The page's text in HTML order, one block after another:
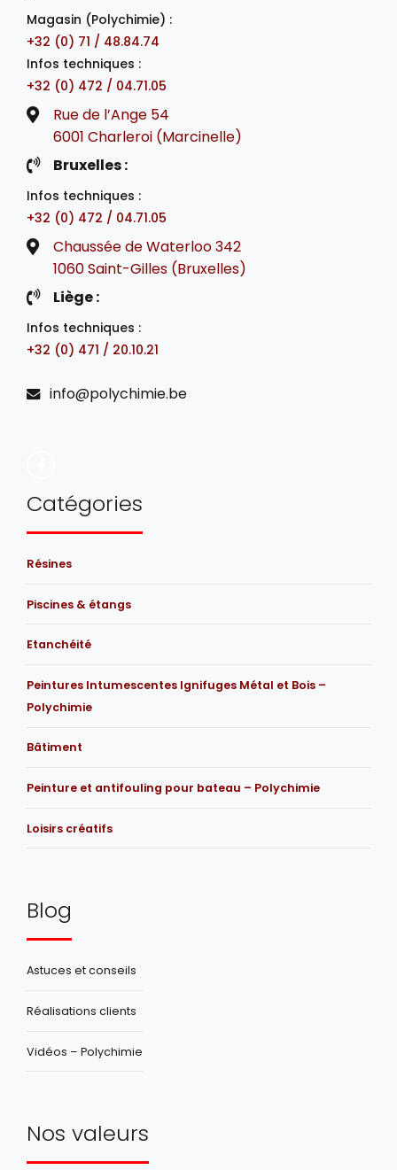
Magasin (Polychimie) :
+32 (0) 71 / 48.84.74
Infos techniques :
+32 (0) 472 / 04.71.05
Rue de l’Ange 54
6001 Charleroi (Marcinelle)
Bruxelles :
Infos techniques :
+32 (0) 472 / 04.71.05
Chaussée de Waterloo 342
1060 Saint-Gilles (Bruxelles)
Liège :
Infos techniques :
+32 (0) 471 / 20.10.21
info@polychimie.be
Catégories
Résines
Piscines & étangs
Etanchéité
Peintures Intumescentes Ignifuges Métal et Bois –
Polychimie
Bâtiment
Peinture et antifouling pour bateau – Polychimie
Loisirs créatifs
Blog
Astuces et conseils
Réalisations clients
Vidéos – Polychimie
Nos valeurs